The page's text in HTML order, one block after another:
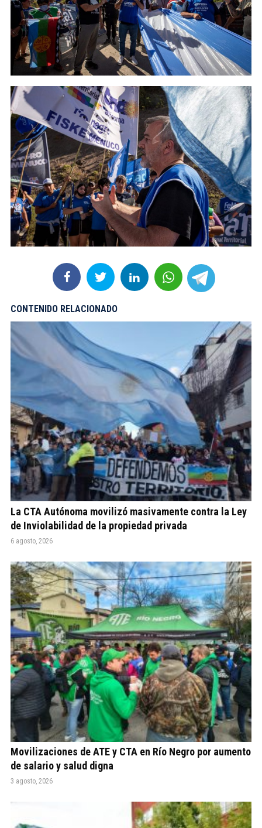
CONTENIDO RELACIONADO
La CTA Autónoma movilizó masivamente contra la Ley
de Inviolabilidad de la propiedad privada
6 agosto, 2026
Movilizaciones de ATE y CTA en Río Negro por aumento
de salario y salud digna
3 agosto, 2026